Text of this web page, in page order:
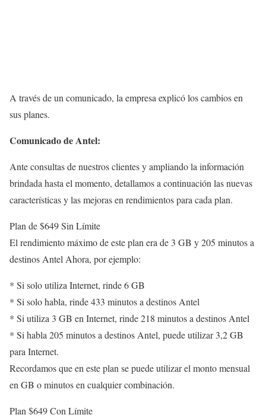
A través de un comunicado, la empresa explicó los cambios en
sus planes.
Comunicado de Antel:
Ante consultas de nuestros clientes y ampliando la información
brindada hasta el momento, detallamos a continuación las nuevas
características y las mejoras en rendimientos para cada plan.
Plan de $649 Sin Límite
El rendimiento máximo de este plan era de 3 GB y 205 minutos a
destinos Antel Ahora, por ejemplo:
* Si solo utiliza Internet, rinde 6 GB
* Si solo habla, rinde 433 minutos a destinos Antel
* Si utiliza 3 GB en Internet, rinde 218 minutos a destinos Antel
* Si habla 205 minutos a destinos Antel, puede utilizar 3,2 GB
para Internet.
Recordamos que en este plan se puede utilizar el monto mensual
en GB o minutos en cualquier combinación.
Plan $649 Con Límite